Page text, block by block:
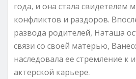
года, и она стала свидетелем
конфликтов и раздоров.
развода родителей, Наташа
связи со своей матерью,
наследовала ее стремление к
актерской карьере.